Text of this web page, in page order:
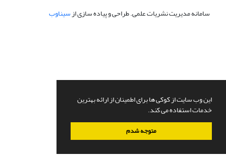
این وب سایت از کوکی ها برای اطمینان از ارائه بهترین
خدمات استفاده می کند.
متوجه شدم
سامانه مدیریت نشریات علمی.طراحی و پیاده سازی ازسیناوب